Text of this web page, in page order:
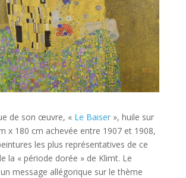
de son œuvre, « Le Baiser», huile sur
x 180 cm achevée entre 1907 et 1908,
les plus représentatives de ce
la « période dorée » de Klimt. Le
message allégorique sur le thème